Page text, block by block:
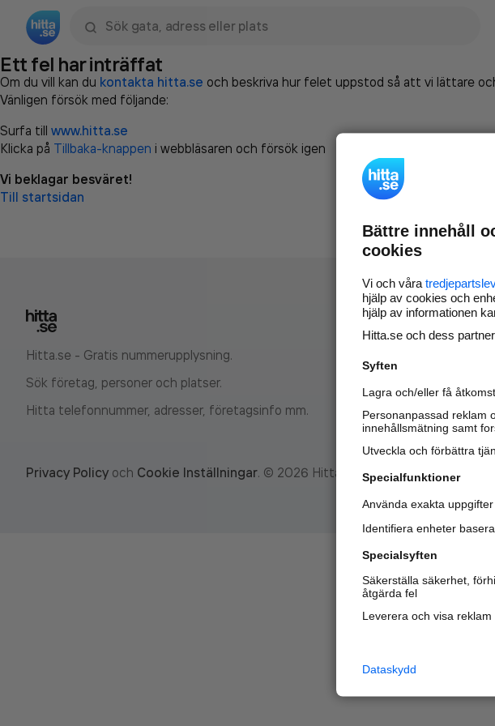
Ett fel har inträffat
Om du vill kan du kontakta hitta.se och beskriva hur felet uppstod så att vi lättare
Vänligen försök med följande:
Surfa till www.hitta.se
Klicka på Tillbaka-knappen i webbläsaren och försök igen
Vi beklagar besväret!
Till startsidan
Hitta.se - Gratis nummerupplysning.
Sök företag, personer och platser.
Hitta telefonnummer, adresser, företagsinfo mm.
Privacy Policy och Cookie Inställningar. © 2026 Hitta.se
Bättre innehåll
cookies
Vi och våra
hjälp av cookies och
hjälp av informationen
Hitta.se och dess
Syften
Lagra och/eller få
Personanpassad reklam
innehållsmätning samt
Utveckla och förbättra
Specialfunktioner
Använda exakta
Identifiera enheter
Specialsyften
Säkerställa säkerhet,
åtgärda fel
Leverera och visa
Dataskydd